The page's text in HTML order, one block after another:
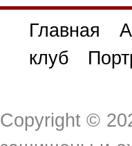
Главная
клуб
Copyright ©